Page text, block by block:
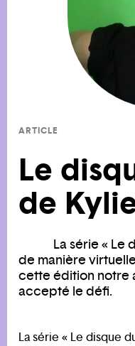
ARTICLE
Le
de
La série « Le
de manière
cette édition notre
accepté le défi.
La série « Le disque